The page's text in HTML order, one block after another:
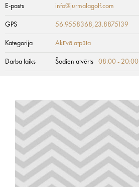
E-pasts info@jurmalagolf.com
GPS 56.9558368,23.8875139
Kategorija Aktīvā atpūta
Darba laiks Šodien atvērts 08:00 - 20:00